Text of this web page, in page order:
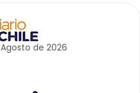
Agosto de 2026